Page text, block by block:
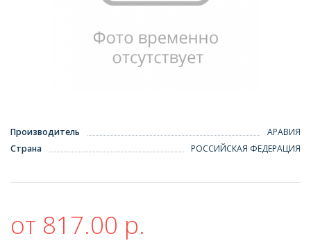
Производитель
АРАВИЯ
Страна
РОССИЙСКАЯ ФЕДЕРАЦИЯ
от 817.00 р.